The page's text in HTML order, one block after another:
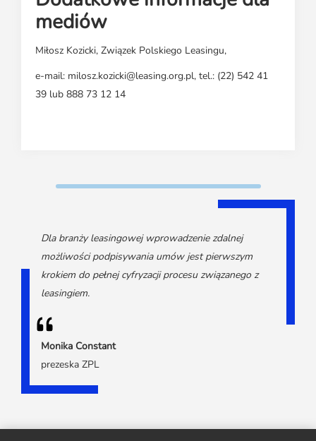
mediów
Miłosz Kozicki, Związek Polskiego Leasingu,
e-mail: milosz.kozicki@leasing.org.pl, tel.: (22) 542 41
39 lub 888 73 12 14
Dla branży leasingowej wprowadzenie zdalnej
możliwości podpisywania umów jest pierwszym
krokiem do pełnej cyfryzacji procesu związanego z
leasingiem.
Monika Constant
prezeska ZPL